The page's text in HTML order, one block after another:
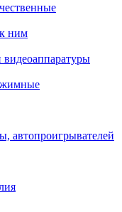
ним
видеоаппаратуры
автопроигрывателей